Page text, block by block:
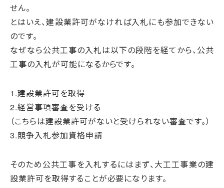
せん。
とはいえ、建設業許可がなければ入札にも参加できない
のです。
なぜなら公共工事の入札は以下の段階を経てから、公共
工事の入札が可能になるからです。
1.建設業許可を取得
2.経営事項審査を受ける
（こちらは建設業許可がないと受けられない審査です。）
3.競争入札参加資格申請
そのため公共工事を入札するにはまず、大工工事業の建
設業許可を取得することが必要になります。